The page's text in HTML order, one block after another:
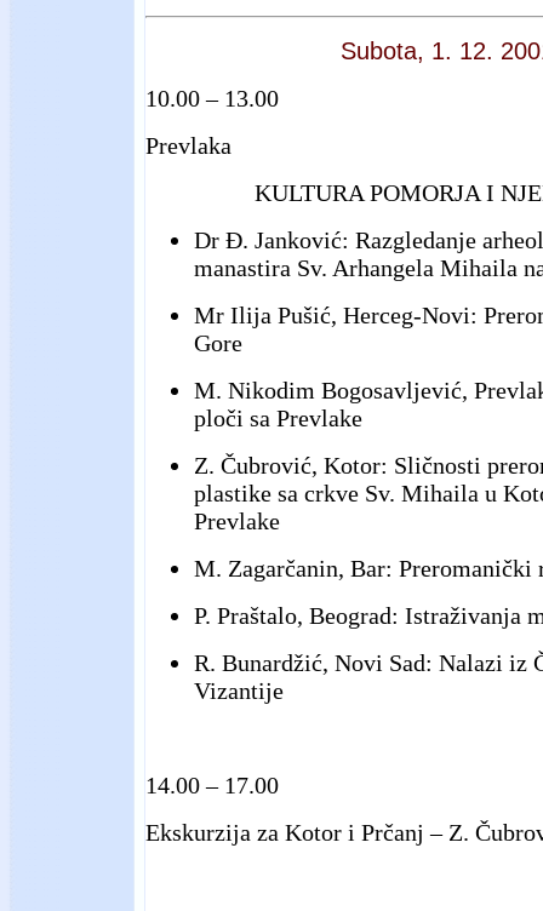
Subota, 1. 12.
10.00 – 13.00
Prevlaka
KULTURA POMORJA I
Dr Đ. Janković: Razgledanje
manastira Sv. Arhangela Mihaila
Mr Ilija Pušić, Herceg-Novi:
Gore
M. Nikodim Bogosavljević,
ploči sa Prevlake
Z. Čubrović, Kotor: Sličnosti
plastike sa crkve Sv. Mihaila u
Prevlake
M. Zagarčanin, Bar:
P. Praštalo, Beograd: Istraživanja
R. Bunardžić, Novi Sad: Nalazi iz
Vizantije
14.00 – 17.00
Ekskurzija za Kotor i Prčanj – Z.